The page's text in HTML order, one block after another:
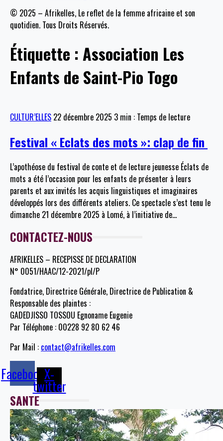
© 2025 – Afrikelles, Le reflet de la femme africaine et son
quotidien. Tous Droits Réservés.
Étiquette : Association Les
Enfants de Saint-Pio Togo
CULTUR’ELLES 22 décembre 2025 3 min : Temps de lecture
Festival « Eclats des mots »: clap de fin
L’apothéose du festival de conte et de lecture jeunesse Éclats de
mots a été l’occasion pour les enfants de présenter à leurs
parents et aux invités les acquis linguistiques et imaginaires
développés lors des différents ateliers. Ce spectacle s’est tenu le
dimanche 21 décembre 2025 à Lomé, à l’initiative de…
CONTACTEZ-NOUS
AFRIKELLES – RECEPISSE DE DECLARATION
N° 0051/HAAC/12-2021/pl/P
Fondatrice, Directrice Générale, Directrice de Publication &
Responsable des plaintes :
GADEDJISSO TOSSOU Egnoname Eugenie
Par Téléphone : 00228 92 80 62 46
Par Mail : contact@afrikelles.com
FacebookX-
twitter
SANTE